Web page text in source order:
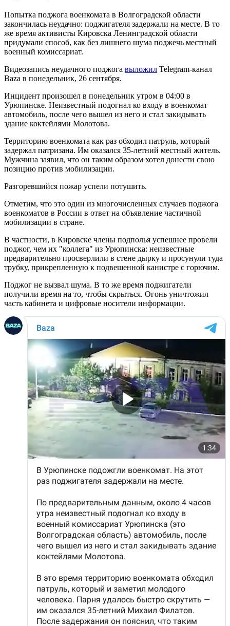
Попытка поджога военкомата в Волгоградской области
закончилась неудачно: поджигателя задержали на месте. В то
же время активисты Кировска Ленинградской области
придумали способ, как без лишнего шума поджечь местный
военный комиссариат.
Видеозапись неудачного поджога выложил Telegram-канал
Baza в понедельник, 26 сентября.
Инцидент произошел в понедельник утром в 04:00 в
Урюпинске. Неизвестный подогнал ко входу в военкомат
автомобиль, после чего вышел из него и стал закидывать
здание коктейлями Молотова.
Территорию военкомата как раз обходил патруль, который
задержал патризана. Им оказался 35-летний местный житель.
Мужчина заявил, что он таким образом хотел донести свою
позицию против мобилизации.
Разгоревшийся пожар успели потушить.
Отметим, что это один из многочисленных случаев поджога
военкоматов в России в ответ на объявление частичной
мобилизации в стране.
В частности, в Кировске члены подполья успешнее провели
поджог, чем их "коллега" из Урюпинска: неизвестные
предварительно просверлили в стене дырку и просунули туда
трубку, прикрепленную к подвешенной канистре с горючим.
Поджог не вызвал шума. В то же время поджигатели
получили время на то, чтобы скрыться. Огонь уничтожил
часть кабинета и цифровые носители информации.